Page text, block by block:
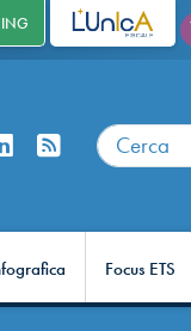
L'UNICA
Focus ETS